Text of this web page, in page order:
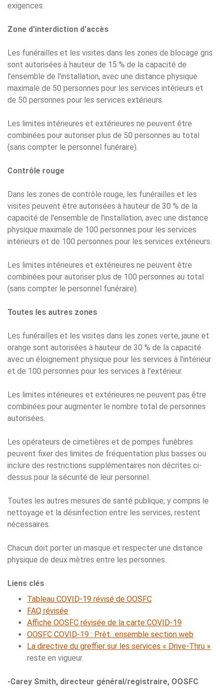
exigences.
Zone d'interdiction d'accès
Les funérailles et les visites dans les zones de blocage gris
sont autorisées à hauteur de 15 % de la capacité de
l'ensemble de l'installation, avec une distance physique
maximale de 50 personnes pour les services intérieurs et
de 50 personnes pour les services extérieurs.
Les limites intérieures et extérieures ne peuvent être
combinées pour autoriser plus de 50 personnes au total
(sans compter le personnel funéraire).
Contrôle rouge
Dans les zones de contrôle rouge, les funérailles et les
visites peuvent être autorisées à hauteur de 30 % de la
capacité de l'ensemble de l'installation, avec une distance
physique maximale de 100 personnes pour les services
intérieurs et de 100 personnes pour les services extérieurs.
Les limites intérieures et extérieures ne peuvent être
combinées pour autoriser plus de 100 personnes au total
(sans compter le personnel funéraire).
Toutes les autres zones
Les funérailles et les visites dans les zones verte, jaune et
orange sont autorisées à hauteur de 30 % de la capacité
avec un éloignement physique pour les services à l'intérieur
et de 100 personnes pour les services à l'extérieur.
Les limites intérieures et extérieures ne peuvent pas être
combinées pour augmenter le nombre total de personnes
autorisées.
Les opérateurs de cimetières et de pompes funèbres
peuvent fixer des limites de fréquentation plus basses ou
inclure des restrictions supplémentaires non décrites ci-
dessus pour la sécurité de leur personnel.
Toutes les autres mesures de santé publique, y compris le
nettoyage et la désinfection entre les services, restent
nécessaires.
Chacun doit porter un masque et respecter une distance
physique de deux mètres entre les personnes.
Liens clés
Tableau COVID-19 révisé de OOSFC
FAQ révisée
Affiche OOSFC révisée de la carte COVID-19
OOSFC COVID-19 : Prêt…ensemble section web
La directive du greffier sur les services « Drive-Thru »
reste en vigueur.
-Carey Smith, directeur général/registraire, OOSFC